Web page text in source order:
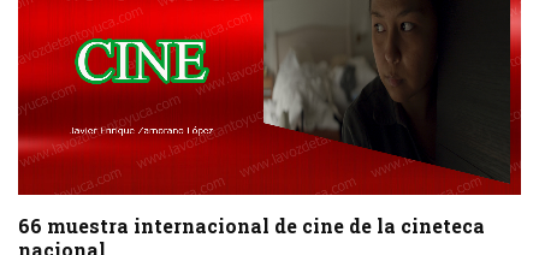
66 muestra internacional de cine de la cineteca
nacional